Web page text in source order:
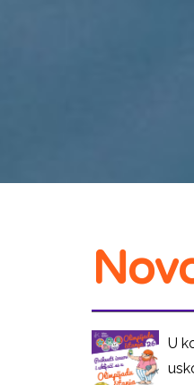
U